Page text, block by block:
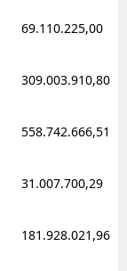
69.110.225,00
309.003.910,80
558.742.666,51
31.007.700,29
181.928.021,96